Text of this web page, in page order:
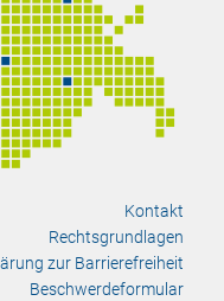
Kontakt
Rechtsgrundlagen
zur Barrierefreiheit
Beschwerdeformular